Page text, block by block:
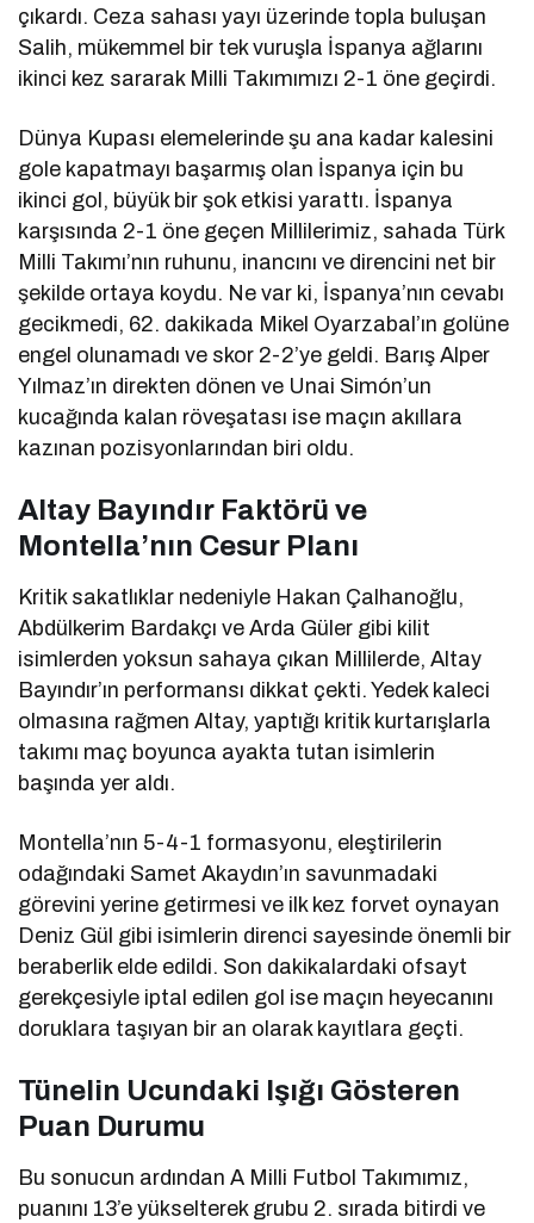
çıkardı. Ceza sahası yayı üzerinde topla buluşan
Salih, mükemmel bir tek vuruşla İspanya ağlarını
ikinci kez sararak Milli Takımımızı 2-1 öne geçirdi.
Dünya Kupası elemelerinde şu ana kadar kalesini
gole kapatmayı başarmış olan İspanya için bu
ikinci gol, büyük bir şok etkisi yarattı. İspanya
karşısında 2-1 öne geçen Millilerimiz, sahada Türk
Milli Takımı’nın ruhunu, inancını ve direncini net bir
şekilde ortaya koydu. Ne var ki, İspanya’nın cevabı
gecikmedi, 62. dakikada Mikel Oyarzabal’ın golüne
engel olunamadı ve skor 2-2’ye geldi. Barış Alper
Yılmaz’ın direkten dönen ve Unai Simón’un
kucağında kalan röveşatası ise maçın akıllara
kazınan pozisyonlarından biri oldu.
Altay Bayındır Faktörü ve
Montella’nın Cesur Planı
Kritik sakatlıklar nedeniyle Hakan Çalhanoğlu,
Abdülkerim Bardakçı ve Arda Güler gibi kilit
isimlerden yoksun sahaya çıkan Millilerde, Altay
Bayındır’ın performansı dikkat çekti. Yedek kaleci
olmasına rağmen Altay, yaptığı kritik kurtarışlarla
takımı maç boyunca ayakta tutan isimlerin
başında yer aldı.
Montella’nın 5-4-1 formasyonu, eleştirilerin
odağındaki Samet Akaydın’ın savunmadaki
görevini yerine getirmesi ve ilk kez forvet oynayan
Deniz Gül gibi isimlerin direnci sayesinde önemli bir
beraberlik elde edildi. Son dakikalardaki ofsayt
gerekçesiyle iptal edilen gol ise maçın heyecanını
doruklara taşıyan bir an olarak kayıtlara geçti.
Tünelin Ucundaki Işığı Gösteren
Puan Durumu
Bu sonucun ardından A Milli Futbol Takımımız,
puanını 13’e yükselterek grubu 2. sırada bitirdi ve